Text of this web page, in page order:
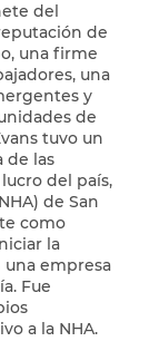
del
de
una firme
una
y
de
tuvo un
de las
del país,
de San
como
la
empresa
Fue
a la NHA.